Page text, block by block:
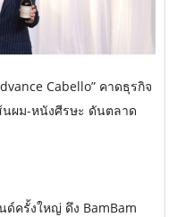
Cabello” คาดธุรกิจ
ผม-หนังศีรษะ ดันตลาด
ด์ครั้งใหญ่ ดึง BamBam